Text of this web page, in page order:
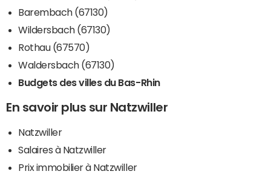
Barembach (67130)
Wildersbach (67130)
Rothau (67570)
Waldersbach (67130)
Budgets des villes du Bas-Rhin
En savoir plus sur Natzwiller
Natzwiller
Salaires à Natzwiller
Prix immobilier à Natzwiller